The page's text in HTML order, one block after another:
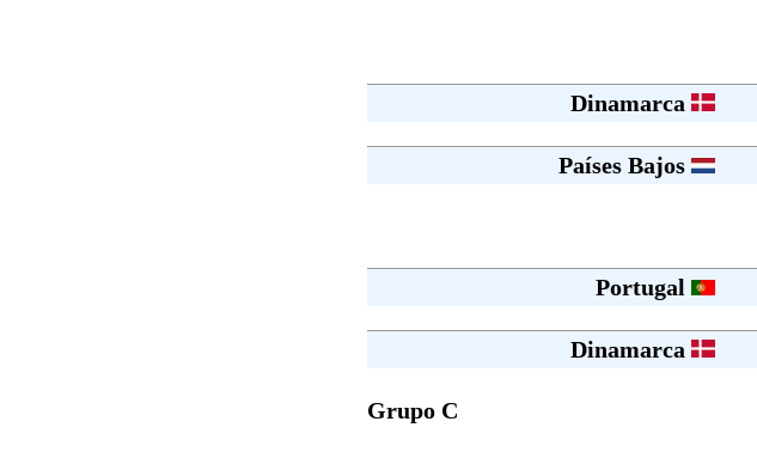
Dinamarca
Países Bajos
Portugal
Dinamarca
Grupo C